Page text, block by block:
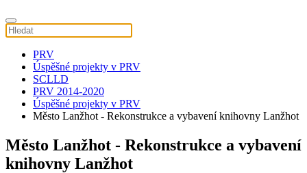
PRV
Úspěšné projekty v PRV
SCLLD
PRV 2014-2020
Úspěšné projekty v PRV
Město Lanžhot - Rekonstrukce a vybavení knihovny Lanžhot
Město Lanžhot - Rekonstrukce a vybavení
knihovny Lanžhot